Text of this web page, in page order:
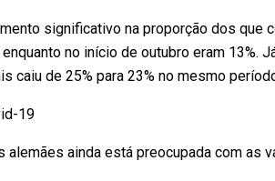
significativo na proporção dos
enquanto no início de outubro eram 13%.
caiu de 25% para 23% no mesmo
19
alemães ainda está preocupada com as